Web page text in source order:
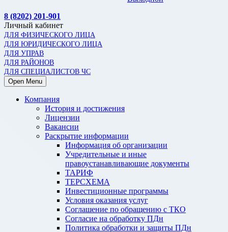
8 (8202) 201-901
Личный кабинет
ДЛЯ ФИЗИЧЕСКОГО ЛИЦА
ДЛЯ ЮРИДИЧЕСКОГО ЛИЦА
ДЛЯ УПРАВ
ДЛЯ РАЙОНОВ
ДЛЯ СПЕЦИАЛИСТОВ ЧС
Open Menu
Компания
История и достижения
Лицензии
Вакансии
Раскрытие информации
Информация об организации
Учредительные и иные
правоустанавливающие документы
ТАРИФ
ТЕРСХЕМА
Инвестиционные программы
Условия оказания услуг
Соглашение по обращению с ТКО
Согласие на обработку ПДн
Политика обработки и защиты ПДн